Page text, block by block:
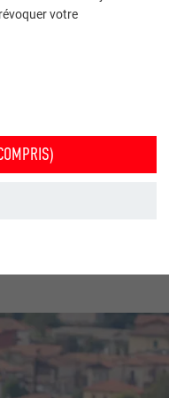
votre
comment le site